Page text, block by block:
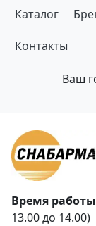
Каталог
Контакты
Ваш
Время
13.00 до 14.00)